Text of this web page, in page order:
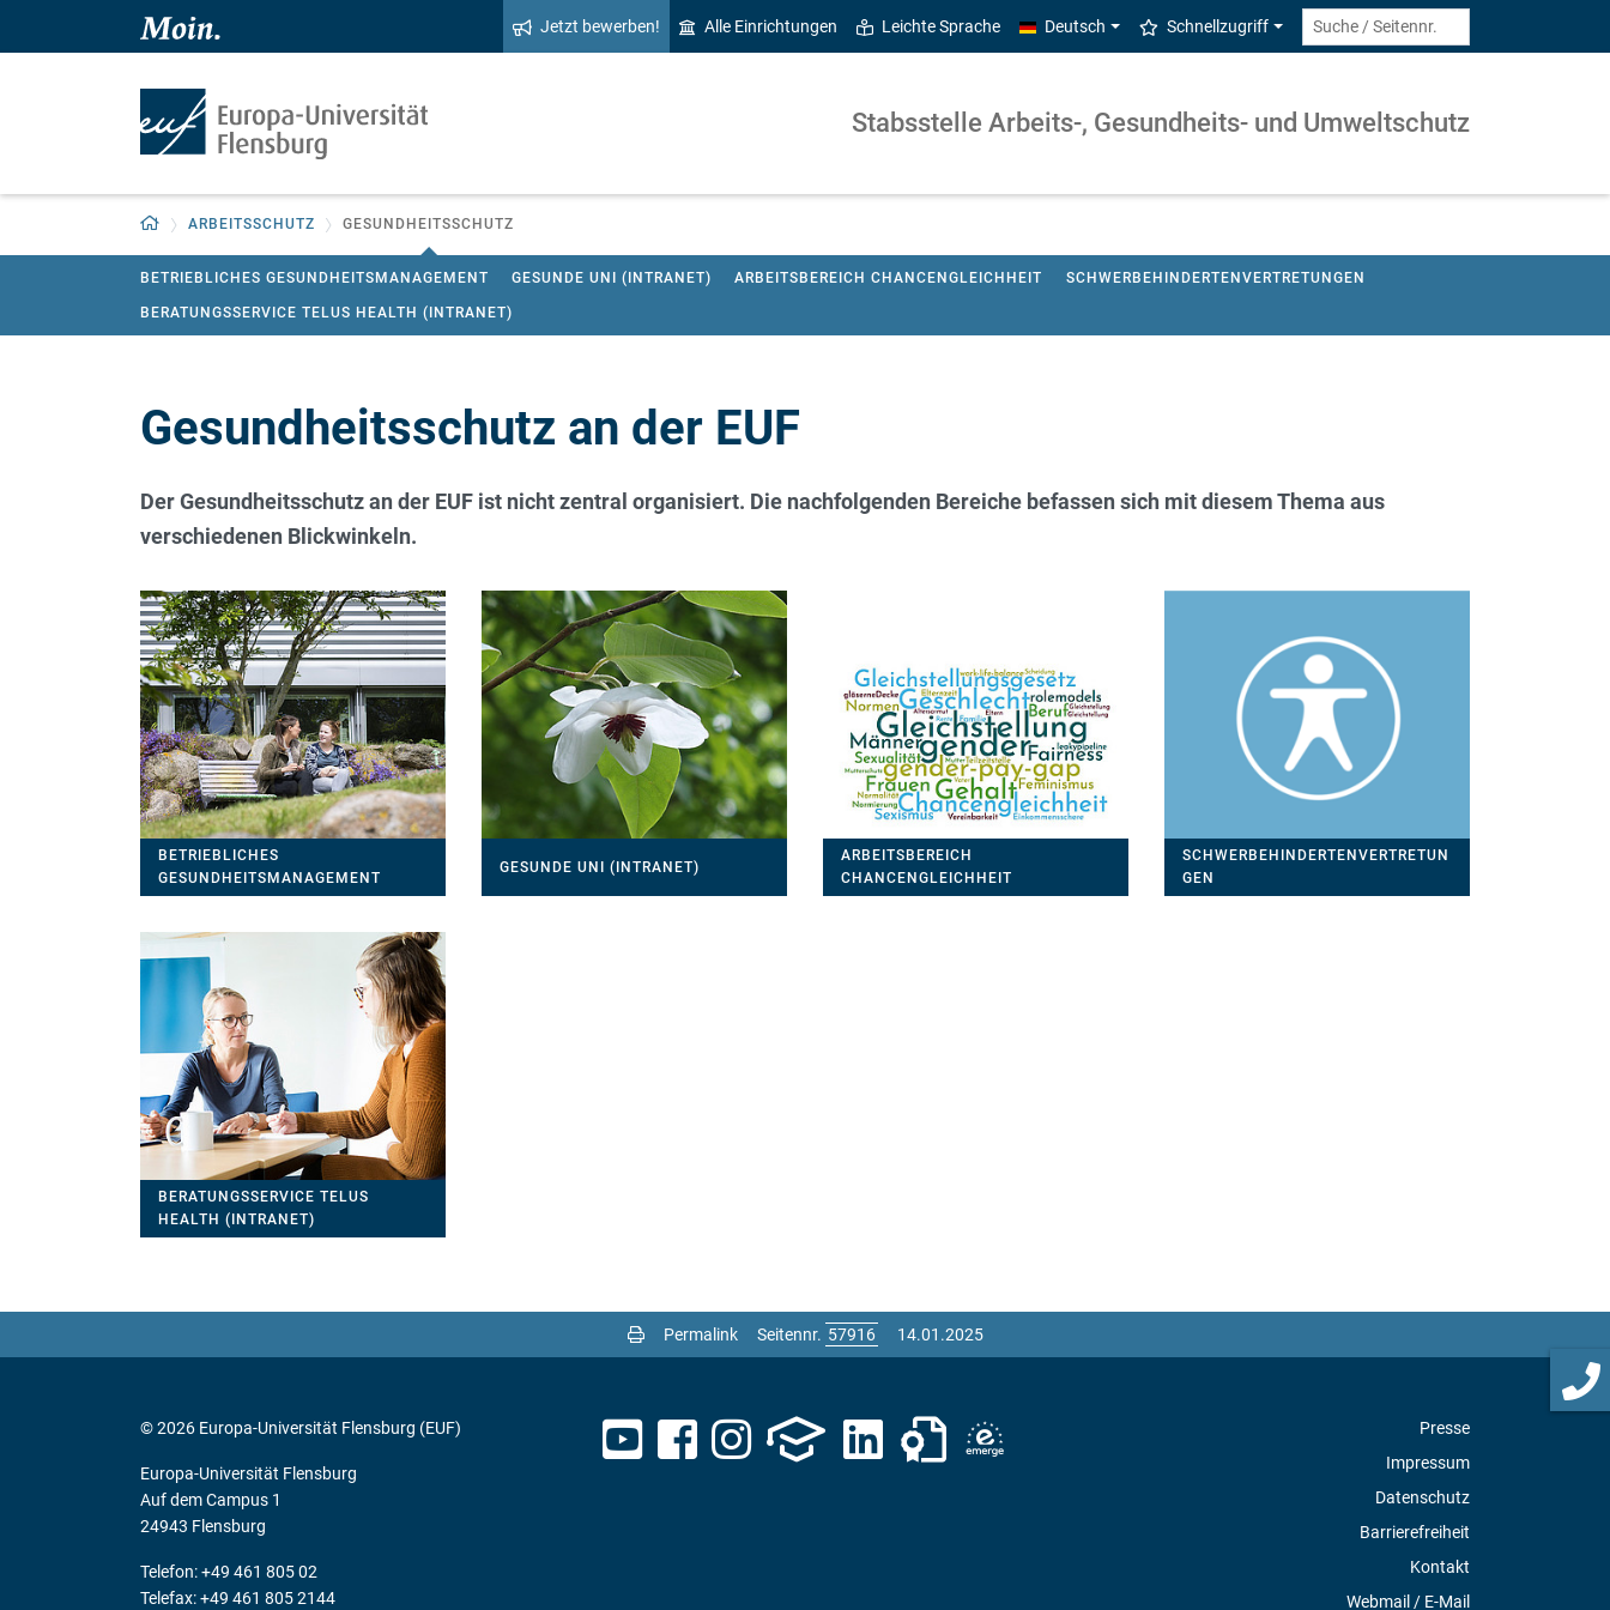
Zum Hauptinhalt springen
Zur Navigation springen
Jetzt bewerben! Alle Einrichtungen Leichte Sprache Deutsch Schnellzugriff
Stabsstelle Arbeits-, Gesundheits- und Umweltschutz
Zurück zur Startseite
ARBEITSSCHUTZ GESUNDHEITSSCHUTZ
BETRIEBLICHES GESUNDHEITSMANAGEMENT GESUNDE UNI (INTRANET) ARBEITSBEREICH CHANCENGLEICHHEIT SCHWERBEHINDERTENVERTRETUNGEN
BERATUNGSSERVICE TELUS HEALTH (INTRANET)
Gesundheitsschutz an der EUF
Der Gesundheitsschutz an der EUF ist nicht zentral organisiert. Die nachfolgenden Bereiche befassen sich mit diesem Thema aus
verschiedenen Blickwinkeln.
BETRIEBLICHES
GESUNDHEITSMANAGEMENT
GESUNDE UNI (INTRANET)
ARBEITSBEREICH
CHANCENGLEICHHEIT
SCHWERBEHINDERTENVERTRETUN
GEN
BERATUNGSSERVICE TELUS
HEALTH (INTRANET)
Permalink Seitennr. 14.01.2025
Presse
Impressum
Datenschutz
Barrierefreiheit
Kontakt
Webmail / E-Mail
© 2026 Europa-Universität Flensburg (EUF)
Europa-Universität Flensburg
Auf dem Campus 1
24943 Flensburg
Telefon: +49 461 805 02
Telefax: +49 461 805 2144